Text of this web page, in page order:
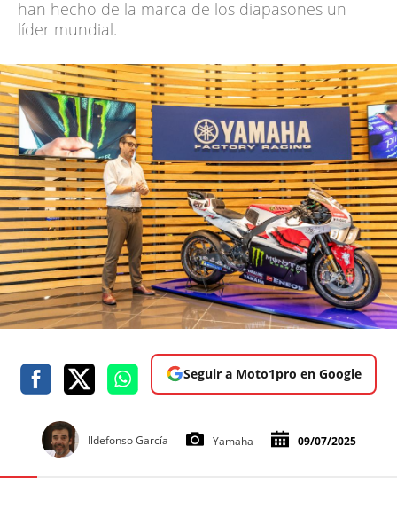
han hecho de la marca de los diapasones un
líder mundial.
Seguir a Moto1pro en Google
Ildefonso García Yamaha 09/07/2025